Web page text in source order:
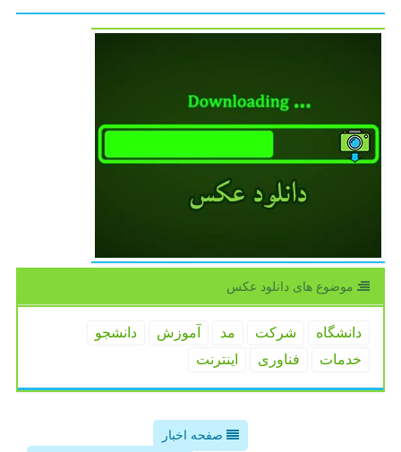
موضوع های دانلود عكس
دانشگاه شركت مد آموزش
دانشجو
خدمات
فناوری اینترنت
صفحه اخبار